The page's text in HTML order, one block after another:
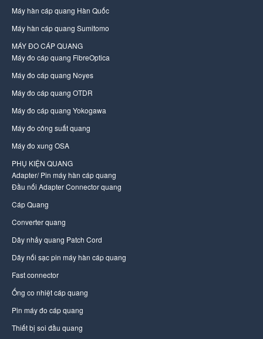
Máy hàn cáp quang Hàn Quốc
Máy hàn cáp quang Sumitomo
MÁY ĐO CÁP QUANG
Máy đo cáp quang FibreOptica
Máy đo cáp quang Noyes
Máy đo cáp quang OTDR
Máy đo cáp quang Yokogawa
Máy đo công suất quang
Máy đo xung OSA
PHỤ KIỆN QUANG
Adapter/ Pin máy hàn cáp quang
Đầu nối Adapter Connector quang
Cáp Quang
Converter quang
Dây nhảy quang Patch Cord
Dây nối sạc pin máy hàn cáp quang
Fast connector
Ống co nhiệt cáp quang
Pin máy đo cáp quang
Thiết bị soi đầu quang